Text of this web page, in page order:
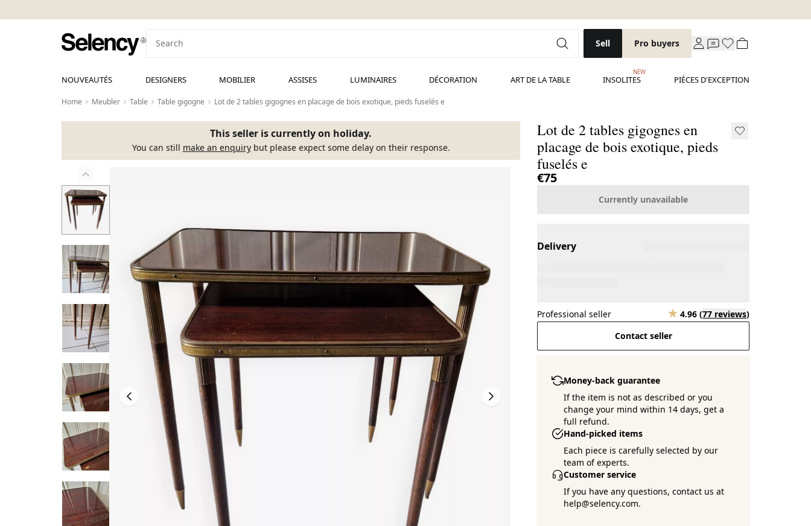
Sell Pro buyers
NOUVEAUTÉS DESIGNERS MOBILIER ASSISES LUMINAIRES DÉCORATION ART DE LA TABLE INSOLITES
NEW
PIÈCES D'EXCEPTION
Home Meubler Table Table gigogne Lot de 2 tables gigognes en placage de bois exotique, pieds fuselés e
This seller is currently on holiday.
You can still make an enquirybut please expect some delay on their response.
Lot de 2 tables gigognes en
placage de bois exotique, pieds
fuselés e
€75
Currently unavailable
Delivery
Professional seller 4.96 (77 reviews)
Contact seller
Money-back guarantee
If the item is not as described or you
change your mind within 14 days, get a
full refund.
Hand-picked items
Each piece is carefully selected by our
team of experts.
Customer service
If you have any questions, contact us at
help@selency.com.